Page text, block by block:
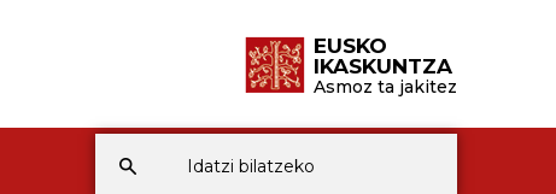
EUSKO
IKASKUNTZA
Asmoz ta jakitez